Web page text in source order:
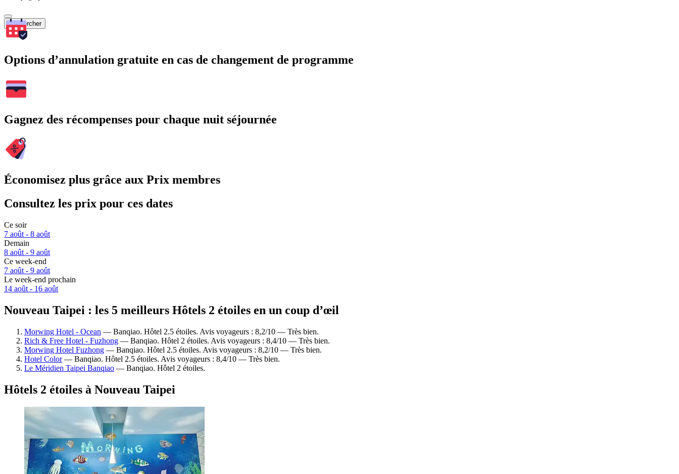
Rechercher
Options d’annulation gratuite en cas de changement de programme
Gagnez des récompenses pour chaque nuit séjournée
Économisez plus grâce aux Prix membres
Consultez les prix pour ces dates
Ce soir
7 août - 8 août
Demain
8 août - 9 août
Ce week-end
7 août - 9 août
Le week-end prochain
14 août - 16 août
Nouveau Taipei : les 5 meilleurs Hôtels 2 étoiles en un coup d’œil
Morwing Hotel - Ocean — Banqiao. Hôtel 2.5 étoiles. Avis voyageurs : 8,2/10 — Très bien.
Rich & Free Hotel - Fuzhong — Banqiao. Hôtel 2 étoiles. Avis voyageurs : 8,4/10 — Très bien.
Morwing Hotel Fuzhong — Banqiao. Hôtel 2.5 étoiles. Avis voyageurs : 8,2/10 — Très bien.
Hotel Color— Banqiao. Hôtel 2.5 étoiles. Avis voyageurs : 8,4/10 — Très bien.
Le Méridien Taipei Banqiao — Banqiao. Hôtel 2 étoiles.
Hôtels 2 étoiles à Nouveau Taipei